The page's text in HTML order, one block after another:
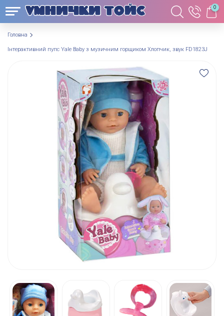
0
Головна
Інтерактивний пупс Yale Baby з музичним горщиком Хлопчик, звук FD1823J